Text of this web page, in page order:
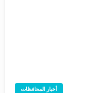
أخبار المحافظات